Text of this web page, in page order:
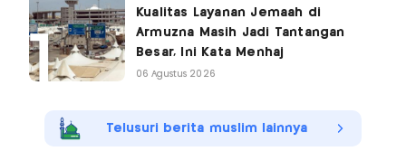
Kualitas Layanan Jemaah di
Armuzna Masih Jadi Tantangan
Besar, Ini Kata Menhaj
06 Agustus 2026
Telusuri berita muslim lainnya